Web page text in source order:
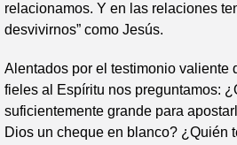
relacionamos. Y en las relaciones
desvivirnos” como Jesús.
Alentados por el testimonio valiente
fieles al Espíritu nos preguntamos:
suficientemente grande para
Dios un cheque en blanco? ¿Quién